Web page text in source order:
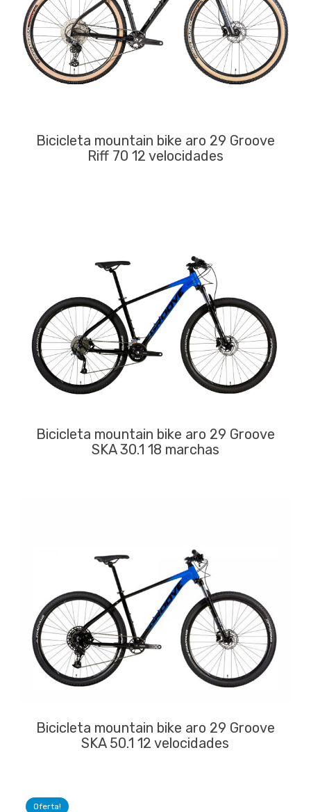
Bicicleta mountain bike aro 29 Groove
Riff 70 12 velocidades
Bicicleta mountain bike aro 29 Groove
SKA 30.1 18 marchas
Bicicleta mountain bike aro 29 Groove
SKA 50.1 12 velocidades
Oferta!